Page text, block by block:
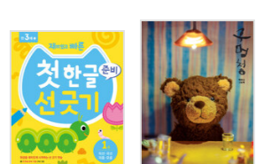
을 도와주세요. 하루에 6페이지씩 선 긋기 활
르는 홈스쿨링 교재입니다. ‘재미있는 연상 그림’ 속에서 쉬운 선 긋기
를 시작해요! 문어 다리에 세로선, 와플 위에 교차 선, 창문에 ㄱ, 정글
짐에 ㅏ 등 선 모양이 연상되는 재미있는 그
작합니다. 이 ‘연상 그림’은 아이가 여러 가지
만날 수 있게 해 주며, 생활 속에서 다양한 선